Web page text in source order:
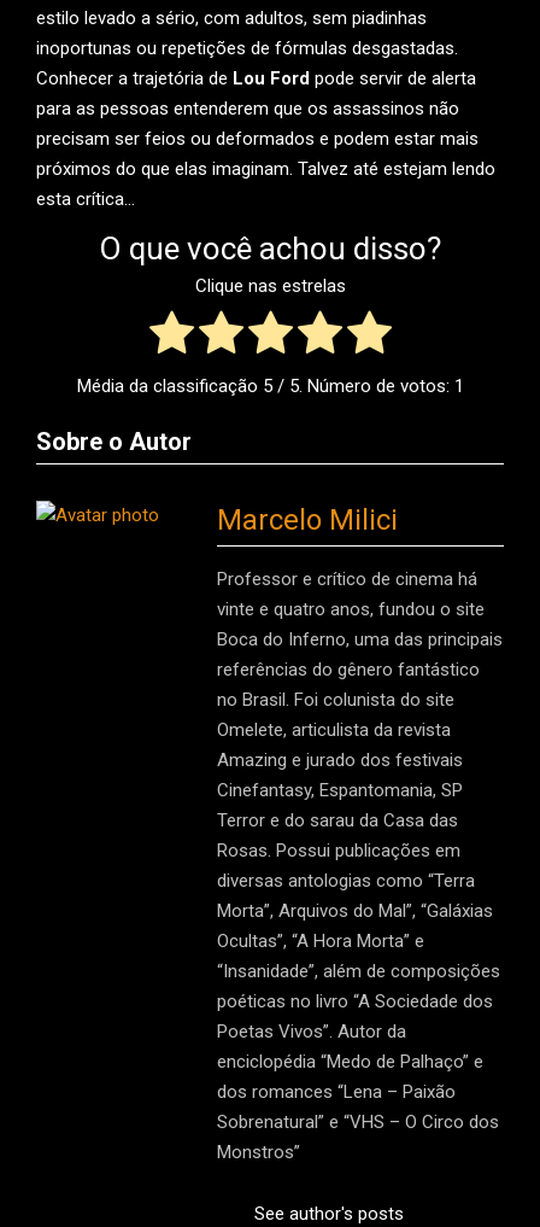
estilo levado a sério, com adultos, sem piadinhas
inoportunas ou repetições de fórmulas desgastadas.
Conhecer a trajetória de Lou Ford pode servir de alerta
para as pessoas entenderem que os assassinos não
precisam ser feios ou deformados e podem estar mais
próximos do que elas imaginam. Talvez até estejam lendo
esta crítica…
O que você achou disso?
Clique nas estrelas
Média da classificação 5/ 5. Número de votos: 1
Sobre o Autor
Marcelo Milici
Professor e crítico de cinema há
vinte e quatro anos, fundou o site
Boca do Inferno, uma das principais
referências do gênero fantástico
no Brasil. Foi colunista do site
Omelete, articulista da revista
Amazing e jurado dos festivais
Cinefantasy, Espantomania, SP
Terror e do sarau da Casa das
Rosas. Possui publicações em
diversas antologias como “Terra
Morta”, Arquivos do Mal”, “Galáxias
Ocultas”, “A Hora Morta” e
“Insanidade”, além de composições
poéticas no livro “A Sociedade dos
Poetas Vivos”. Autor da
enciclopédia “Medo de Palhaço” e
dos romances “Lena – Paixão
Sobrenatural” e “VHS – O Circo dos
Monstros”
See author's posts